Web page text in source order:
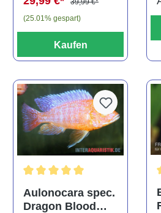
39,99 €*
(25.01% gespart)
Kaufen
Durchschnittliche Bewertung
Aulonocara spec.
Dragon Blood